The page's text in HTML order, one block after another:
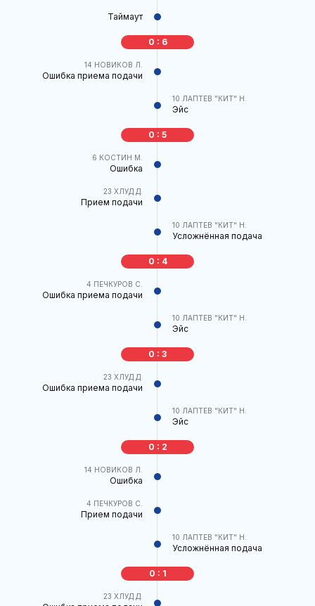
Таймаут
0 : 6
14 НОВИКОВ Л.
Ошибка приема подачи
10 ЛАПТЕВ "КИТ" Н.
Эйс
0 : 5
6 КОСТИН М.
Ошибка
23 ХЛУД Д.
Прием подачи
10 ЛАПТЕВ "КИТ" Н.
Усложнённая подача
0 : 4
4 ПЕЧКУРОВ С.
Ошибка приема подачи
10 ЛАПТЕВ "КИТ" Н.
Эйс
0 : 3
23 ХЛУД Д.
Ошибка приема подачи
10 ЛАПТЕВ "КИТ" Н.
Эйс
0 : 2
14 НОВИКОВ Л.
Ошибка
4 ПЕЧКУРОВ С.
Прием подачи
10 ЛАПТЕВ "КИТ" Н.
Усложнённая подача
0 : 1
23 ХЛУД Д.